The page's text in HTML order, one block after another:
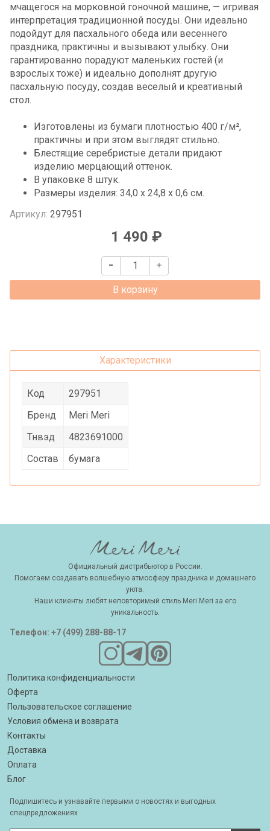
мчащегося на морковной гоночной машине, — игривая
интерпретация традиционной посуды. Они идеально
подойдут для пасхального обеда или весеннего
праздника, практичны и вызывают улыбку. Они
гарантированно порадуют маленьких гостей (и
взрослых тоже) и идеально дополнят другую
пасхальную посуду, создав веселый и креативный
стол.
Изготовлены из бумаги плотностью 400 г/м²,
практичны и при этом выглядят стильно.
Блестящие серебристые детали придают
изделию мерцающий оттенок.
В упаковке 8 штук.
Размеры изделия: 34,0 x 24,8 x 0,6 см.
Артикул: 297951
1 490 ₽
В корзину
Характеристики
Код
297951
Бренд
Meri Meri
Тнвэд
4823691000
Состав
бумага
Официальный дистрибьютор в России.
Помогаем создавать волшебную атмосферу праздника и домашнего
уюта.
Наши клиенты любят неповторимый стиль Meri Meri за его
уникальность.
Телефон: +7 (499) 288-88-17
Политика конфиденциальности
Оферта
Пользовательское соглашение
Условия обмена и возврата
Контакты
Доставка
Оплата
Блог
Подпишитесь и узнавайте первыми о новостях и выгодных
спецпредложениях